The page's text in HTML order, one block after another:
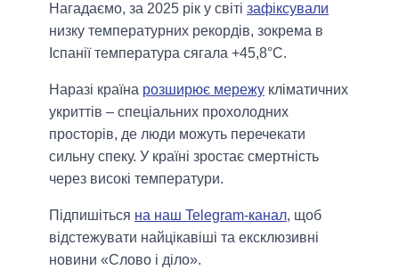
Нагадаємо, за 2025 рік у світі зафіксували
низку температурних рекордів, зокрема в
Іспанії температура сягала +45,8°C.
Наразі країна розширює мережу кліматичних
укриттів – спеціальних прохолодних
просторів, де люди можуть перечекати
сильну спеку. У країні зростає смертність
через високі температури.
Підпишіться на наш Telegram-канал, щоб
відстежувати найцікавіші та ексклюзивні
новини «Слово і діло».